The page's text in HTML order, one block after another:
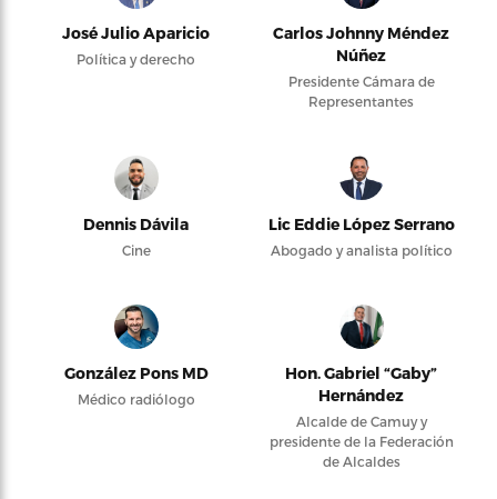
José Julio Aparicio
Política y derecho
Carlos Johnny Méndez
Núñez
Presidente Cámara de
Representantes
Dennis Dávila
Cine
Lic Eddie López Serrano
Abogado y analista político
González Pons MD
Médico radiólogo
Hon. Gabriel “Gaby”
Hernández
Alcalde de Camuy y
presidente de la Federación
de Alcaldes